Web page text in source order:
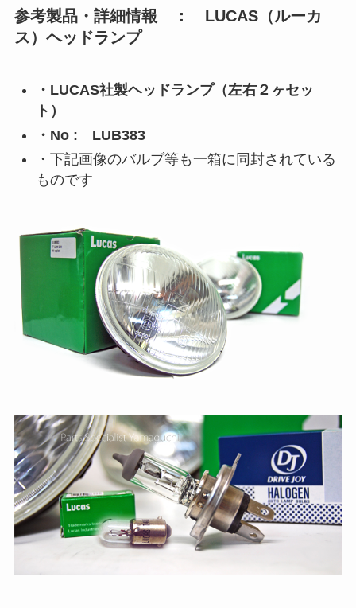
参考製品・詳細情報 ： LUCAS（ルーカ
ス）ヘッドランプ
・LUCAS社製ヘッドランプ（左右２ヶセッ
ト）
・No : LUB383
・下記画像のバルブ等も一箱に同封されている
ものです